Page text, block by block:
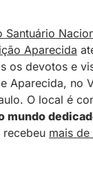
Santuário
Aparecida
os devotos e
Aparecida, no
O local é
mundo
recebeu mais